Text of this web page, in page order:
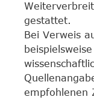
gestattet.
Bei Verweis
empfohlenen